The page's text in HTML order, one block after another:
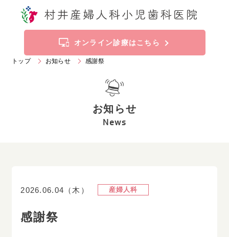
オンライン診療はこちら
トップ お知らせ
ご挨拶
産婦人科
トップ お知らせ 感謝祭
お知らせ
News
2026.06.04（木） 産婦人科
感謝祭